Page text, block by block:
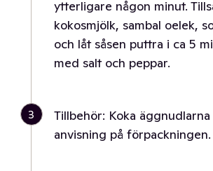
ytterligare någon minut.
kokosmjölk, sambal oelek,
och låt såsen puttra i ca 5
med salt och peppar.
3
Tillbehör: Koka
anvisning på förpackningen.